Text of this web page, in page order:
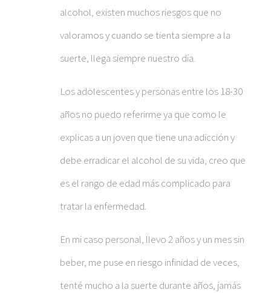
alcohol, existen muchos riesgos que no
valoramos y cuando se tienta siempre a la
suerte, llega siempre nuestro día.
Los adolescentes y personas entre los 18-30
años no puedo referirme ya que como le
explicas a un joven que tiene una adicción y
debe erradicar el alcohol de su vida, creo que
es el rango de edad más complicado para
tratar la enfermedad.
En mi caso personal, llevo 2 años y un mes sin
beber, me puse en riesgo infinidad de veces,
tenté mucho a la suerte durante años, jamás